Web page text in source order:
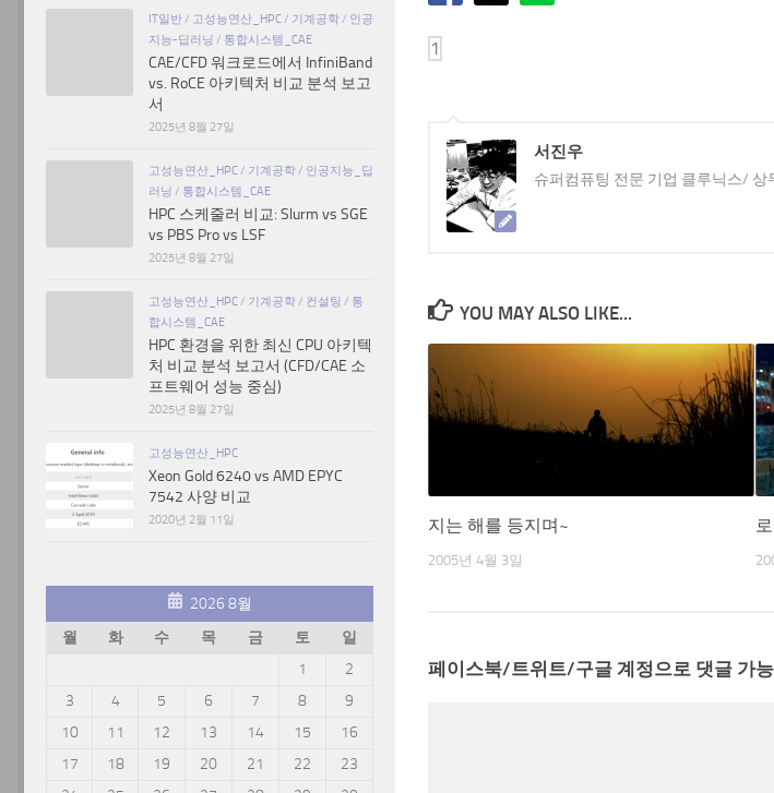
서진우
슈퍼컴퓨팅 전문 기업 클루닉스/
YOU MAY ALSO LIKE...
지는 해를 등지며~
2005년 4월 3일
페이스북/트위트/구글 계정으로 댓글 가
IT일반/ 고성능연산_HPC/ 기계공학/ 인공
지능-딥러닝 / 통합시스템_CAE
CAE/CFD 워크로드에서 InfiniBand
vs. RoCE 아키텍처 비교 분석 보고
서
2025년 8월 27일
고성능연산_HPC/ 기계공학/ 인공지능_딥
러닝 / 통합시스템_CAE
HPC 스케줄러 비교: Slurm vs SGE
vs PBS Pro vs LSF
2025년 8월 27일
고성능연산_HPC/ 기계공학/ 컨설팅 / 통
합시스템_CAE
HPC 환경을 위한 최신 CPU 아키텍
처 비교 분석 보고서 (CFD/CAE 소
프트웨어 성능 중심)
2025년 8월 27일
고성능연산_HPC
Xeon Gold 6240 vs AMD EPYC
7542 사양 비교
2020년 2월 11일
2026 8월
월
화 수 목 금 토
일
1
2
3
4 5 6 7 8
9
10
11 12 13 14 15
16
17
18 19 20 21 22
23